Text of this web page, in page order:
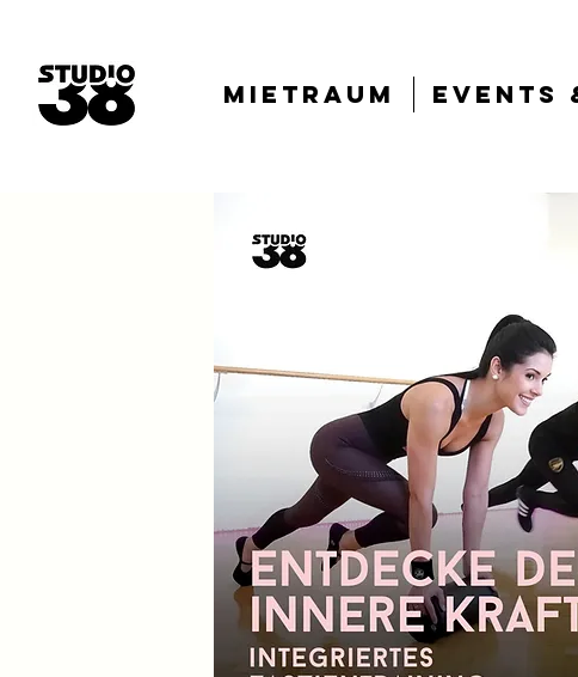
Mietraum Events